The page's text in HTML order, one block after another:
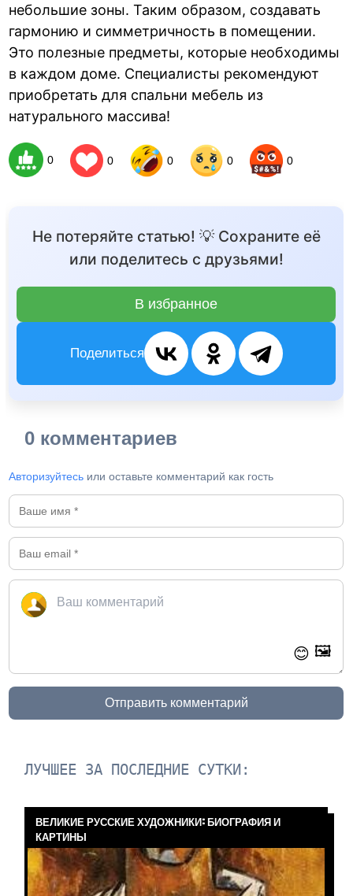
небольшие зоны. Таким образом, создавать
гармонию и симметричность в помещении.
Это полезные предметы, которые необходимы
в каждом доме. Специалисты рекомендуют
приобретать для спальни мебель из
натурального массива!
0 0 0 0 0
Не потеряйте статью! 💡 Сохраните её
или поделитесь с друзьями!
В избранное
Поделиться
0 комментариев
Авторизуйтесь или оставьте комментарий как гость
😊 🖼️
Отправить комментарий
ЛУЧШЕЕ ЗА ПОСЛЕДНИЕ СУТКИ:
ВЕЛИКИЕ РУССКИЕ ХУДОЖНИКИ: БИОГРАФИЯ И
КАРТИНЫ